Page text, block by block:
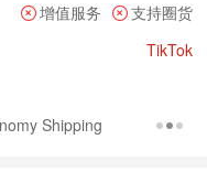
增值服务
支持圈货
TikTok
Shipping